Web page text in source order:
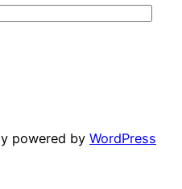
powered by WordPress